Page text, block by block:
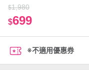
$1,980
$699
※不適用優惠券